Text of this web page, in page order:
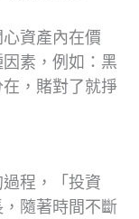
資產內在價
素，例如：黑
，賭對了就掙
程，「投資
隨著時間不斷